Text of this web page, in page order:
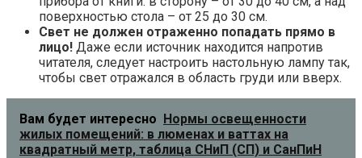
поверхностью стола – от 25 до 30 см.
Свет не должен отраженно попадать прямо в
лицо! Даже если источник находится напротив
читателя, следует настроить настольную лампу так,
чтобы свет отражался в область груди или вверх.
Вам будет интересно Нормы освещенности
жилых помещений: в люменах и ваттах на
квадратный метр, таблица СНиП (СП) и СанПиН